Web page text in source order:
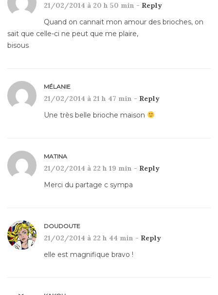
21/02/2014 à 20 h 50 min - Reply
Quand on cannait mon amour des brioches, on
sait que celle-ci ne peut que me plaire,
bisous
MÉLANIE
21/02/2014 à 21 h 47 min - Reply
Une très belle brioche maison
MATINA
21/02/2014 à 22 h 19 min - Reply
Merci du partage c sympa
DOUDOUTE
21/02/2014 à 22 h 44 min - Reply
elle est magnifique bravo !